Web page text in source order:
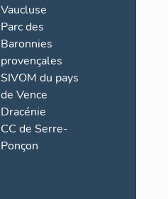
Vaucluse
Parc des
Baronnies
provençales
SIVOM du pays
de Vence
Dracénie
CC de Serre-
Ponçon